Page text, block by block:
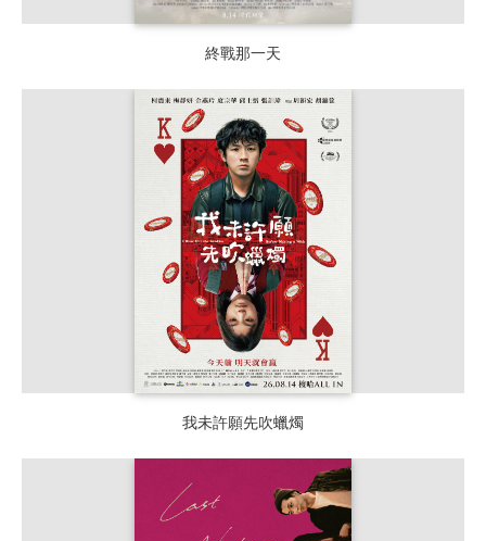
終戰那一天
我未許願先吹蠟燭